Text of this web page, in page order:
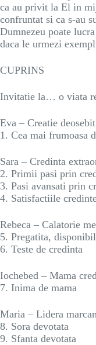
ca au privit la El in
confruntat si ca s-au
Dumnezeu poate
daca le urmezi
CUPRINS
Invitatie la… o viata
Eva – Creatie
1. Cea mai frumoasa
Sara – Credinta
2. Primii pasi prin
3. Pasi avansati prin
4. Satisfactiile
Rebeca – Calatorie
5. Pregatita,
6. Teste de credinta
Iochebed – Mama
7. Inima de mama
Maria – Lidera
8. Sora devotata
9. Sfanta devotata